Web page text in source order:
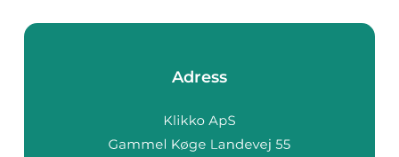
Adress